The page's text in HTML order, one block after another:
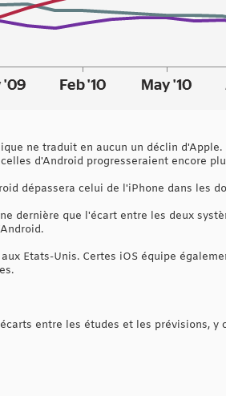
ne traduit en aucun un déclin
d'Android progresseraient encore
dépassera celui de l'iPhone dans les
dernière que l'écart entre les deux
Etats-Unis. Certes iOS équipe
entre les études et les prévisions, y